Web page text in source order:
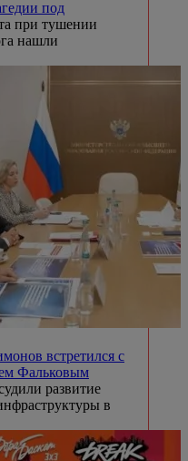
под
при тушении
нашли
встретился с
Фальковым
развитие
в